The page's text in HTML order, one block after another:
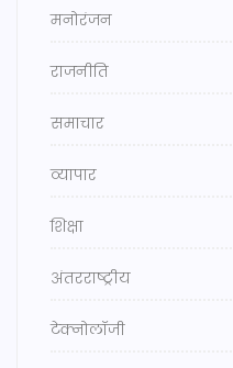
मनोरंजन
राजनीति
समाचार
व्यापार
शिक्षा
अंतरराष्ट्रीय
टेक्नोलॉजी